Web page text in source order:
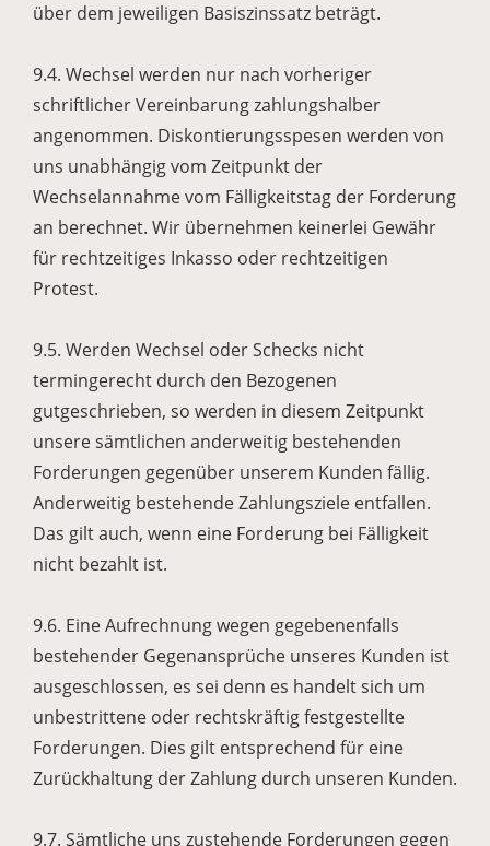
über dem jeweiligen Basiszinssatz beträgt.
9.4. Wechsel werden nur nach vorheriger
schriftlicher Vereinbarung zahlungshalber
angenommen. Diskontierungsspesen werden von
uns unabhängig vom Zeitpunkt der
Wechselannahme vom Fälligkeitstag der Forderung
an berechnet. Wir übernehmen keinerlei Gewähr
für rechtzeitiges Inkasso oder rechtzeitigen
Protest.
9.5. Werden Wechsel oder Schecks nicht
termingerecht durch den Bezogenen
gutgeschrieben, so werden in diesem Zeitpunkt
unsere sämtlichen anderweitig bestehenden
Forderungen gegenüber unserem Kunden fällig.
Anderweitig bestehende Zahlungsziele entfallen.
Das gilt auch, wenn eine Forderung bei Fälligkeit
nicht bezahlt ist.
9.6. Eine Aufrechnung wegen gegebenenfalls
bestehender Gegenansprüche unseres Kunden ist
ausgeschlossen, es sei denn es handelt sich um
unbestrittene oder rechtskräftig festgestellte
Forderungen. Dies gilt entsprechend für eine
Zurückhaltung der Zahlung durch unseren Kunden.
9.7. Sämtliche uns zustehende Forderungen gegen